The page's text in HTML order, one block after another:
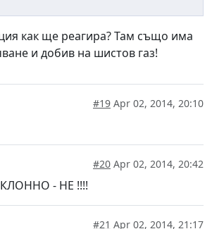
как ще реагира? Там също има
и добив на шистов газ!
#19 Apr 02, 2014, 20:10
#20 Apr 02, 2014, 20:42
- НЕ !!!!
#21 Apr 02, 2014, 21:17